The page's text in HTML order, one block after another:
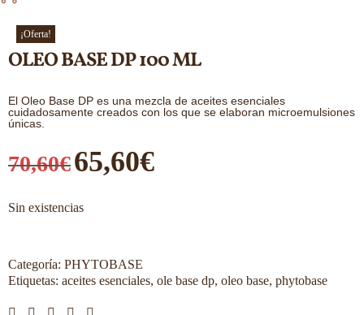
¡Oferta!
OLEO BASE DP 100 ML
El Oleo Base DP es una mezcla de aceites esenciales
cuidadosamente creados con los que se elaboran microemulsiones
únicas.
70,60€65,60€
Sin existencias
Categoría: PHYTOBASE
Etiquetas: aceites esenciales, ole base dp, oleo base, phytobase